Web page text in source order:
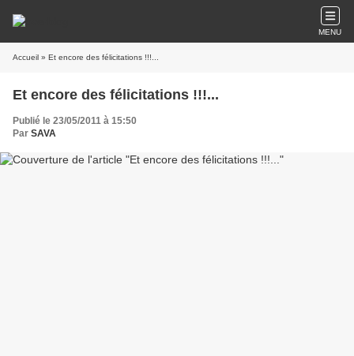
MENU
Accueil » Et encore des félicitations !!!...
Et encore des félicitations !!!...
Publié le 23/05/2011 à 15:50
Par SAVA